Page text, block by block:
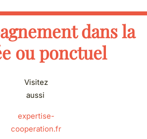
dans la
ou ponctuel
Visitez
aussi
expertise-
cooperation.fr